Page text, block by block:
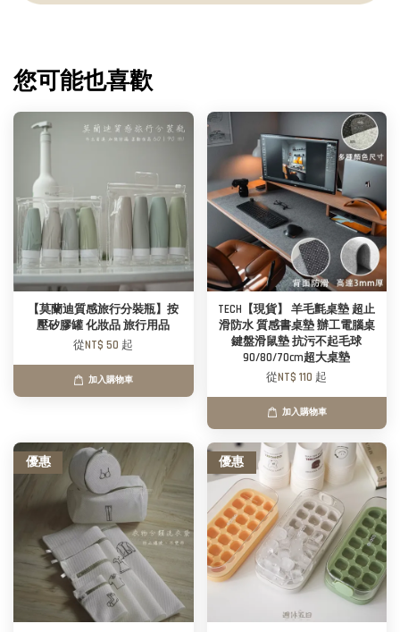
您可能也喜歡
【莫蘭迪質感旅行分裝瓶】按
壓矽膠罐 化妝品 旅行用品
從NT$ 50 起
加入購物車
TECH【現貨】 羊毛氈桌墊 超止
滑防水 質感書桌墊 辦工電腦桌
鍵盤滑鼠墊 抗污不起毛球
90/80/70cm超大桌墊
從NT$ 110 起
加入購物車
優惠 優惠